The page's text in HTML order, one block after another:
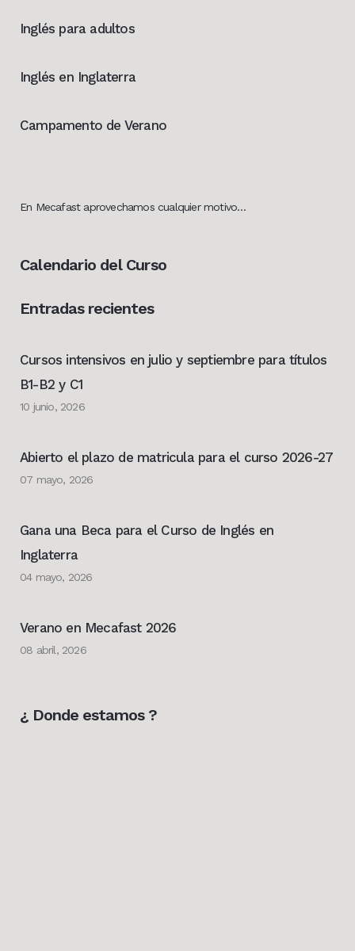
Inglés para adultos
Inglés en Inglaterra
Campamento de Verano
En Mecafast aprovechamos cualquier motivo…
Calendario del Curso
Entradas recientes
Cursos intensivos en julio y septiembre para títulos
B1-B2 y C1
10 junio, 2026
Abierto el plazo de matricula para el curso 2026-27
07 mayo, 2026
Gana una Beca para el Curso de Inglés en
Inglaterra
04 mayo, 2026
Verano en Mecafast 2026
08 abril, 2026
¿ Donde estamos ?